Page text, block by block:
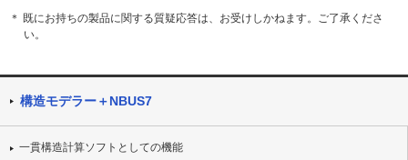
＊ 既にお持ちの製品に関する質疑応答は、お受けしかねます。ご了承くださ
い。
構造モデラー＋NBUS7
一貫構造計算ソフトとしての機能